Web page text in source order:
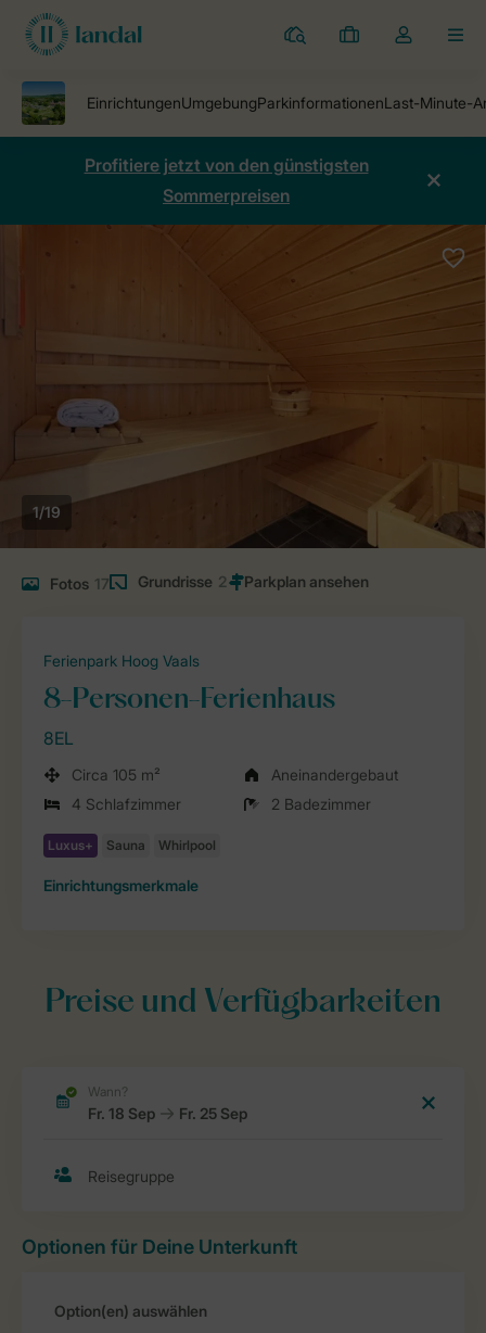
Ferienparks
Meine
Dropdown-
öffnen
Profitiere jetzt von den günstigsten
Sommerpreisen
1/19
Fotos 17 Grundrisse 2
Ferienpark Hoog Vaals
8-Personen-Ferienhaus
8EL
Circa 105 m²
Aneinandergebaut
4 Schlafzimmer
2 Badezimmer
Einrichtungsmerkmale
Preise und Verfügbarkeiten
Optionen für Deine Unterkunft